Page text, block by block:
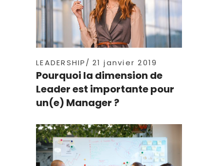
LEADERSHIP 21 janvier 2019
Pourquoi la dimension de
Leader est importante pour
un(e) Manager ?